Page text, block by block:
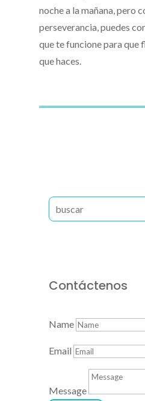
noche a la mañana, pero
perseverancia, puedes
que te funcione para que
que haces.
Contáctenos
Name
Email
Message